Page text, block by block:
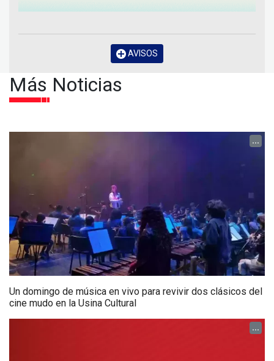
AVISOS
Más Noticias
...
Un domingo de música en vivo para revivir dos clásicos del
cine mudo en la Usina Cultural
...